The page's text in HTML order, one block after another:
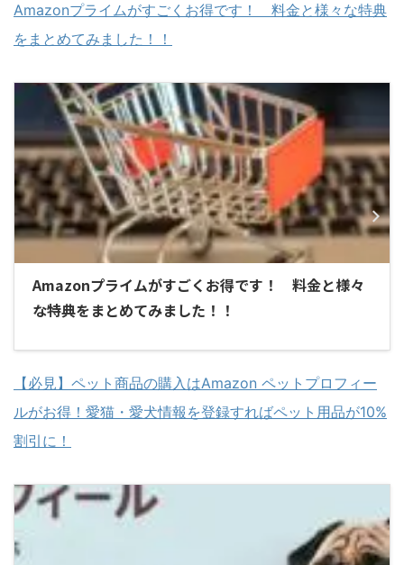
Amazonプライムがすごくお得です！ 料金と様々な特典
をまとめてみました！！
Amazonプライムがすごくお得です！ 料金と様々
な特典をまとめてみました！！
【必見】ペット商品の購入はAmazon ペットプロフィー
ルがお得！愛猫・愛犬情報を登録すればペット用品が10%
割引に！